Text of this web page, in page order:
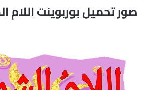
صور تحميل بوربوينت